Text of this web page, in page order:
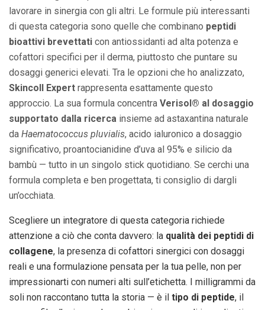
lavorare in sinergia con gli altri. Le formule più interessanti
di questa categoria sono quelle che combinano peptidi
bioattivi brevettati con antiossidanti ad alta potenza e
cofattori specifici per il derma, piuttosto che puntare su
dosaggi generici elevati. Tra le opzioni che ho analizzato,
Skincoll Expert rappresenta esattamente questo
approccio. La sua formula concentra Verisol® al dosaggio
supportato dalla ricerca insieme ad astaxantina naturale
da Haematococcus pluvialis, acido ialuronico a dosaggio
significativo, proantocianidine d’uva al 95% e silicio da
bambù — tutto in un singolo stick quotidiano. Se cerchi una
formula completa e ben progettata, ti consiglio di dargli
un’occhiata.
Scegliere un integratore di questa categoria richiede
attenzione a ciò che conta davvero: la qualità dei peptidi di
collagene, la presenza di cofattori sinergici con dosaggi
reali e una formulazione pensata per la tua pelle, non per
impressionarti con numeri alti sull’etichetta. I milligrammi da
soli non raccontano tutta la storia — è il tipo di peptide, il